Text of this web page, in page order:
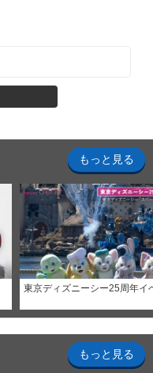
もっと見る
東京ディズニーシー25周年イ
もっと見る